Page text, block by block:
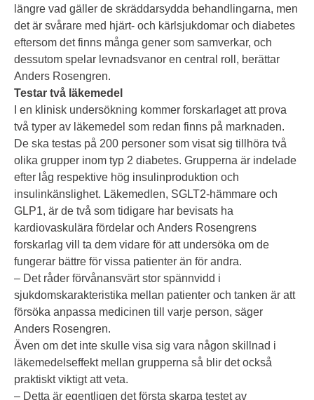
längre vad gäller de skräddarsydda behandlingarna, men
det är svårare med hjärt- och kärlsjukdomar och diabetes
eftersom det finns många gener som samverkar, och
dessutom spelar levnadsvanor en central roll, berättar
Anders Rosengren.
Testar två läkemedel
I en klinisk undersökning kommer forskarlaget att prova
två typer av läkemedel som redan finns på marknaden.
De ska testas på 200 personer som visat sig tillhöra två
olika grupper inom typ 2 diabetes. Grupperna är indelade
efter låg respektive hög insulinproduktion och
insulinkänslighet. Läkemedlen, SGLT2-hämmare och
GLP1, är de två som tidigare har bevisats ha
kardiovaskulära fördelar och Anders Rosengrens
forskarlag vill ta dem vidare för att undersöka om de
fungerar bättre för vissa patienter än för andra.
– Det råder förvånansvärt stor spännvidd i
sjukdomskarakteristika mellan patienter och tanken är att
försöka anpassa medicinen till varje person, säger
Anders Rosengren.
Även om det inte skulle visa sig vara någon skillnad i
läkemedelseffekt mellan grupperna så blir det också
praktiskt viktigt att veta.
– Detta är egentligen det första skarpa testet av